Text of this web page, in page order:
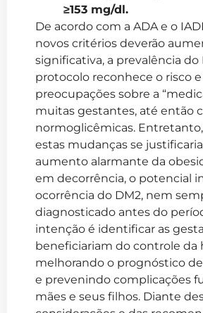
≥153 mg/dl.
De acordo com a ADA e o
novos critérios deverão
significativa, a prevalência do
protocolo reconhece o risco
preocupações sobre a
muitas gestantes, até então
normoglicêmicas.
estas mudanças se
aumento alarmante da
em decorrência, o potencial
ocorrência do DM2, nem
diagnosticado antes do
intenção é identificar as
beneficiariam do controle da
melhorando o prognóstico
e prevenindo complicações
mães e seus filhos. Diante